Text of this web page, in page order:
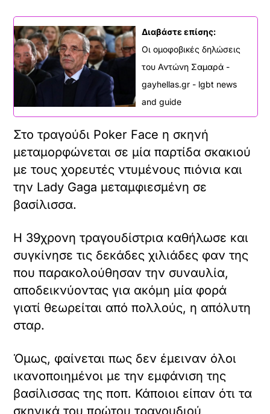
Διαβάστε επίσης:
Οι ομοφοβικές δηλώσεις
του Αντώνη Σαμαρά -
gayhellas.gr - lgbt news
and guide
Στο τραγούδι Poker Face η σκηνή
μεταμορφώνεται σε μία παρτίδα σκακιού
με τους χορευτές ντυμένους πιόνια και
την Lady Gaga μεταμφιεσμένη σε
βασίλισσα.
Η 39χρονη τραγουδίστρια καθήλωσε και
συγκίνησε τις δεκάδες χιλιάδες φαν της
που παρακολούθησαν την συναυλία,
αποδεικνύοντας για ακόμη μία φορά
γιατί θεωρείται από πολλούς, η απόλυτη
σταρ.
Όμως, φαίνεται πως δεν έμειναν όλοι
ικανοποιημένοι με την εμφάνιση της
βασίλισσας της ποπ. Κάποιοι είπαν ότι τα
σκηνικά του πρώτου τραγουδιού